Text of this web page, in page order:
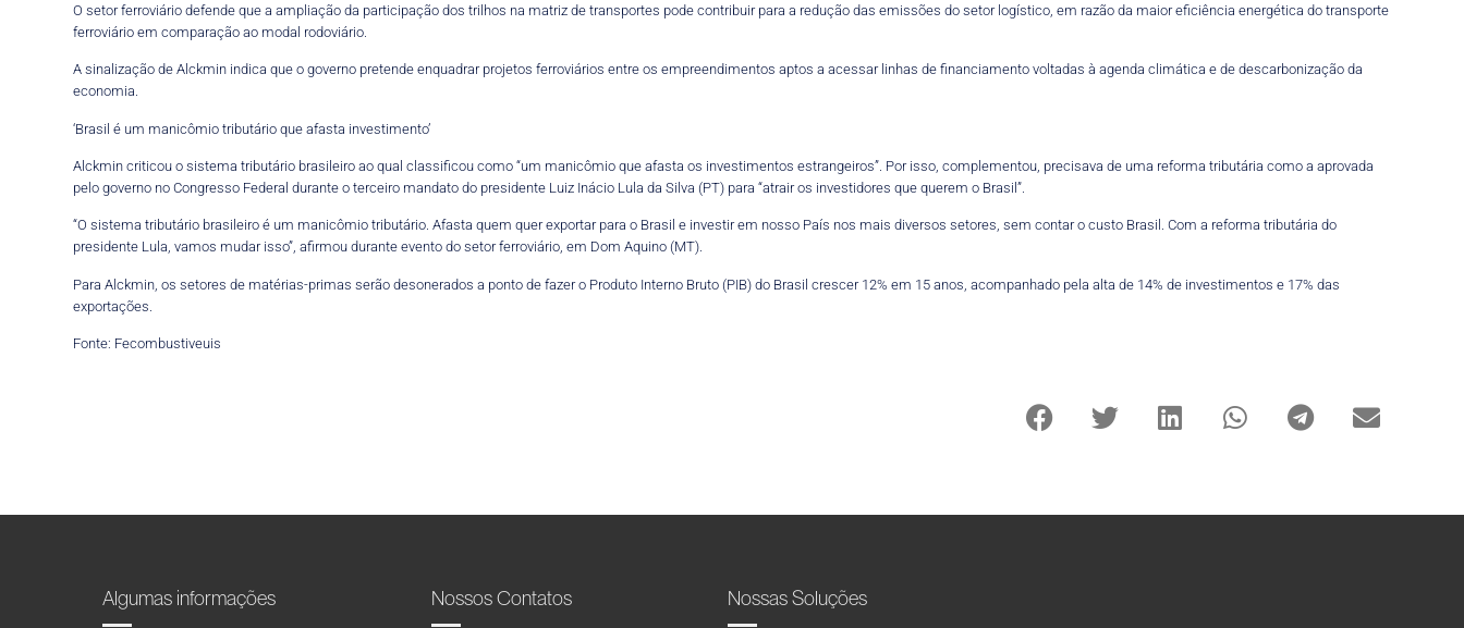
O setor ferroviário defende que a ampliação da participação dos trilhos na matriz de transportes pode contribuir para a redução das emissões do setor logístico, em razão da maior eficiência energética do transporte
ferroviário em comparação ao modal rodoviário.
A sinalização de Alckmin indica que o governo pretende enquadrar projetos ferroviários entre os empreendimentos aptos a acessar linhas de financiamento voltadas à agenda climática e de descarbonização da
economia.
‘Brasil é um manicômio tributário que afasta investimento’
Alckmin criticou o sistema tributário brasileiro ao qual classificou como “um manicômio que afasta os investimentos estrangeiros”. Por isso, complementou, precisava de uma reforma tributária como a aprovada
pelo governo no Congresso Federal durante o terceiro mandato do presidente Luiz Inácio Lula da Silva (PT) para “atrair os investidores que querem o Brasil”.
“O sistema tributário brasileiro é um manicômio tributário. Afasta quem quer exportar para o Brasil e investir em nosso País nos mais diversos setores, sem contar o custo Brasil. Com a reforma tributária do
presidente Lula, vamos mudar isso”, afirmou durante evento do setor ferroviário, em Dom Aquino (MT).
Para Alckmin, os setores de matérias-primas serão desonerados a ponto de fazer o Produto Interno Bruto (PIB) do Brasil crescer 12% em 15 anos, acompanhado pela alta de 14% de investimentos e 17% das
exportações.
Fonte: Fecombustiveuis
Algumas informações Nossos Contatos Nossas Soluções